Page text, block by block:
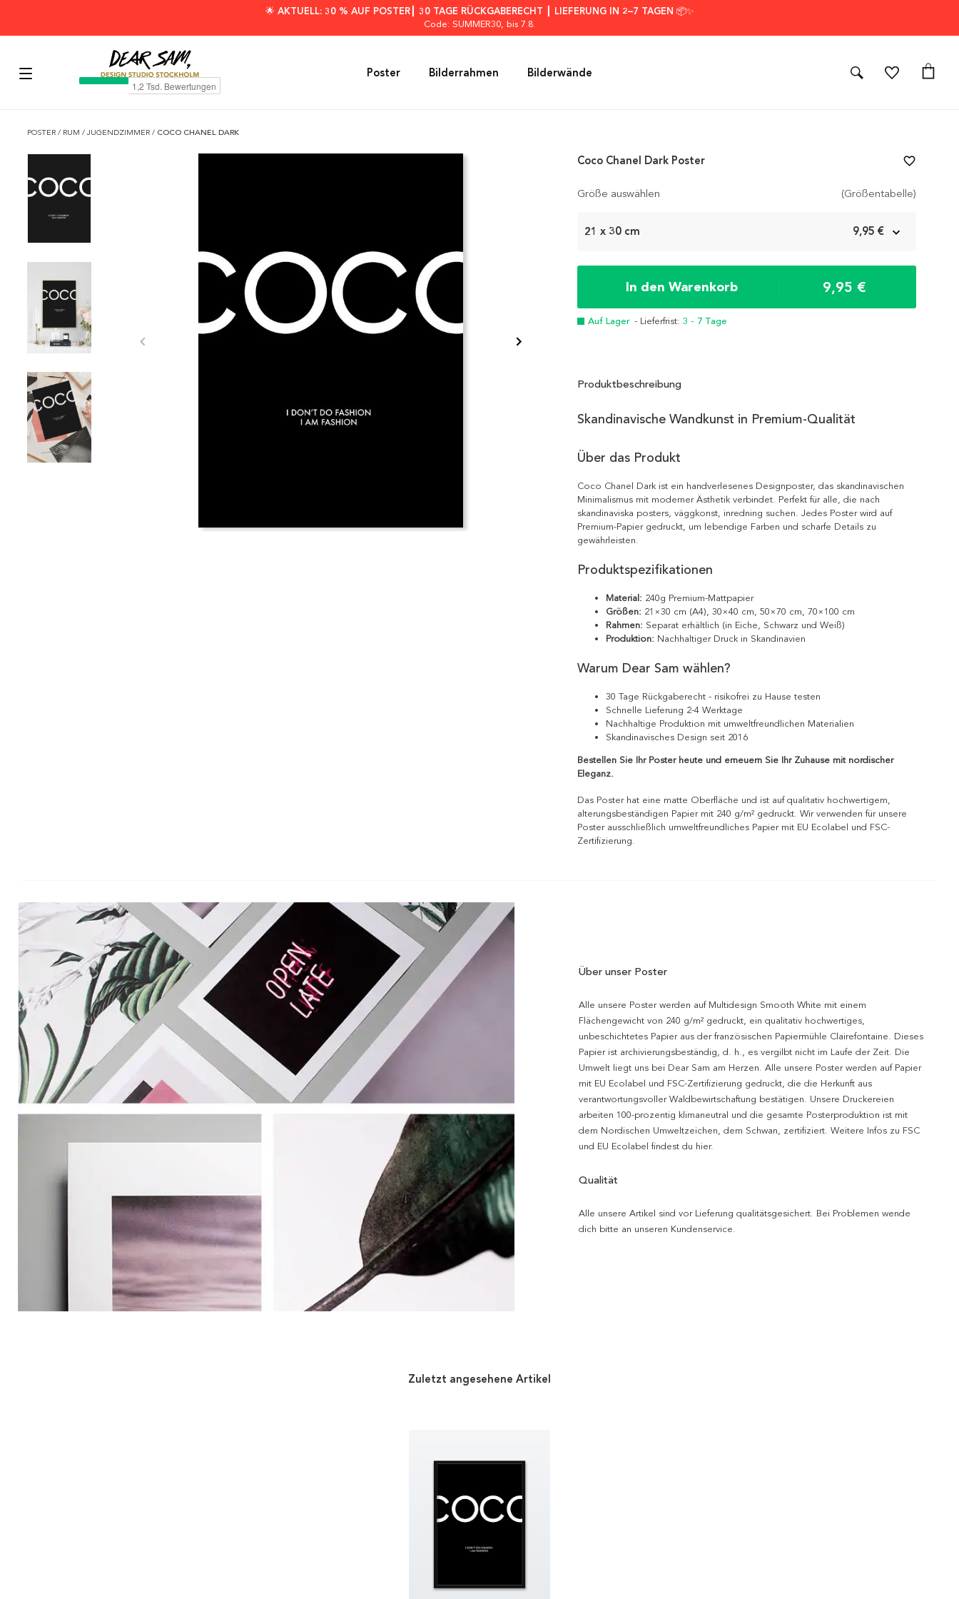
🌟 AKTUELL: 30 % AUF POSTER┃ 30 TAGE RÜCKGABERECHT ┃ LIEFERUNG IN 2–7 TAGEN 📦✨
Code: SUMMER30, bis 7.8.
Poster Bilderrahmen Bilderwände
POSTER / RUM /JUGENDZIMMER / COCO CHANEL DARK
Größe auswählen (Größentabelle)
21 x 30 cm 9,95 €
In den Warenkorb 9,95 €
Auf Lager - Lieferfrist: 3 - 7 Tage
Coco Chanel Dark Poster favorite_border
Produktbeschreibung
Skandinavische Wandkunst in Premium-Qualität
Über das Produkt
Coco Chanel Dark ist ein handverlesenes Designposter, das skandinavischen
Minimalismus mit moderner Ästhetik verbindet. Perfekt für alle, die nach
skandinaviska posters, väggkonst, inredning suchen. Jedes Poster wird auf
Premium-Papier gedruckt, um lebendige Farben und scharfe Details zu
gewährleisten.
Produktspezifikationen
Material: 240g Premium-Mattpapier
Größen: 21×30 cm (A4), 30×40 cm, 50×70 cm, 70×100 cm
Rahmen: Separat erhältlich (in Eiche, Schwarz und Weiß)
Produktion: Nachhaltiger Druck in Skandinavien
Warum Dear Sam wählen?
30 Tage Rückgaberecht - risikofrei zu Hause testen
Schnelle Lieferung 2-4 Werktage
Nachhaltige Produktion mit umweltfreundlichen Materialien
Skandinavisches Design seit 2016
Bestellen Sie Ihr Poster heute und erneuern Sie Ihr Zuhause mit nordischer
Eleganz.
Das Poster hat eine matte Oberfläche und ist auf qualitativ hochwertigem,
alterungsbeständigen Papier mit 240 g/m² gedruckt. Wir verwenden für unsere
Poster ausschließlich umweltfreundliches Papier mit EU Ecolabel und FSC-
Zertifizierung.
Über unser Poster
Alle unsere Poster werden auf Multidesign Smooth White mit einem
Flächengewicht von 240 g/m² gedruckt, ein qualitativ hochwertiges,
unbeschichtetes Papier aus der französischen Papiermühle Clairefontaine. Dieses
Papier ist archivierungsbeständig, d. h., es vergilbt nicht im Laufe der Zeit. Die
Umwelt liegt uns bei Dear Sam am Herzen. Alle unsere Poster werden auf Papier
mit EU Ecolabel und FSC-Zertifizierung gedruckt, die die Herkunft aus
verantwortungsvoller Waldbewirtschaftung bestätigen. Unsere Druckereien
arbeiten 100-prozentig klimaneutral und die gesamte Posterproduktion ist mit
dem Nordischen Umweltzeichen, dem Schwan, zertifiziert. Weitere Infos zu FSC
und EU Ecolabel findest du hier.
Qualität
Alle unsere Artikel sind vor Lieferung qualitätsgesichert. Bei Problemen wende
dich bitte an unseren Kundenservice.
Zuletzt angesehene Artikel